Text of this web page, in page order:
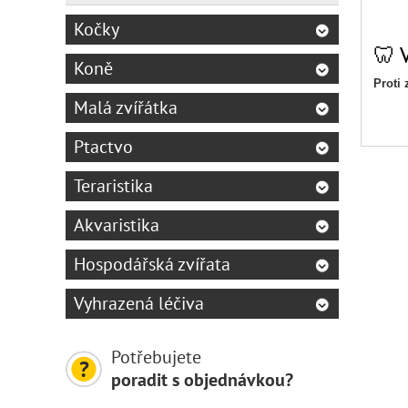
🦷
Proti
Kočky
Koně
Malá zvířátka
Ptactvo
Teraristika
Akvaristika
Hospodářská zvířata
Vyhrazená léčiva
Potřebujete
poradit s objednávkou?